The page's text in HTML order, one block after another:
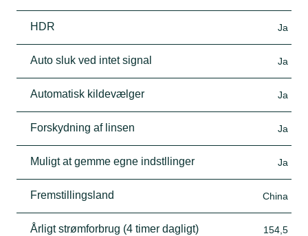
HDR Ja
Auto sluk ved intet signal Ja
Automatisk kildevælger Ja
Forskydning af linsen Ja
Muligt at gemme egne indstllinger Ja
Fremstillingsland China
Årligt strømforbrug (4 timer dagligt) 154,5